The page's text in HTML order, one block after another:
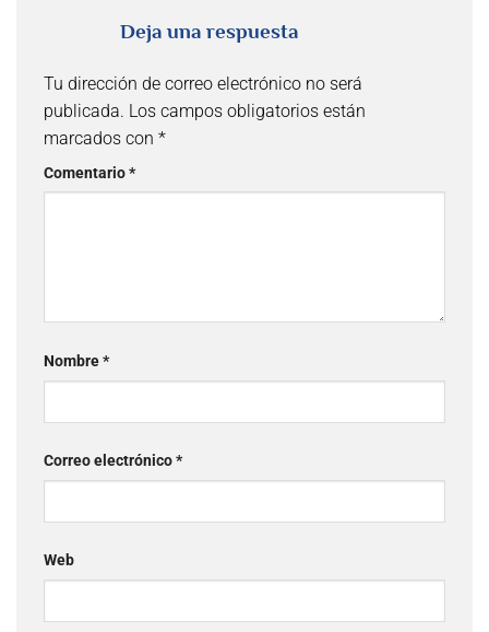
Deja una respuesta
Tu dirección de correo electrónico no será
publicada. Los campos obligatorios están
marcados con *
Comentario*
Nombre*
Correo electrónico*
Web